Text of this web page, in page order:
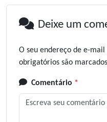
Deixe um
O seu endereço de e-
obrigatórios são
Comentário *